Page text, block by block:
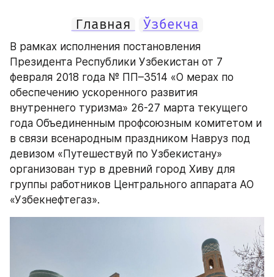
Главная Ўзбекча
В рамках исполнения постановления
Президента Республики Узбекистан от 7
февраля 2018 года № ПП–3514 «О мерах по
обеспечению ускоренного развития
внутреннего туризма» 26-27 марта текущего
года Объединенным профсоюзным комитетом и
в связи всенародным праздником Навруз под
девизом «Путешествуй по Узбекистану»
организован тур в древний город Хиву для
группы работников Центрального аппарата АО
«Узбекнефтегаз».